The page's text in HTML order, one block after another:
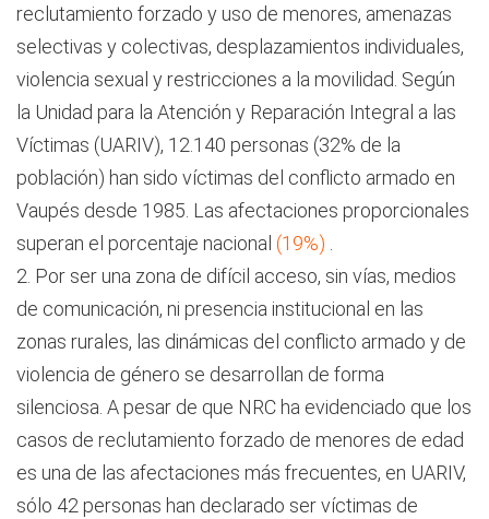
reclutamiento forzado y uso de menores, amenazas
selectivas y colectivas, desplazamientos individuales,
violencia sexual y restricciones a la movilidad. Según
la Unidad para la Atención y Reparación Integral a las
Víctimas (UARIV), 12.140 personas (32% de la
población) han sido víctimas del conflicto armado en
Vaupés desde 1985. Las afectaciones proporcionales
superan el porcentaje nacional (19%)
2. Por ser una zona de difícil acceso, sin vías, medios
de comunicación, ni presencia institucional en las
zonas rurales, las dinámicas del conflicto armado y de
violencia de género se desarrollan de forma
silenciosa. A pesar de que NRC ha evidenciado que los
casos de reclutamiento forzado de menores de edad
es una de las afectaciones más frecuentes, en UARIV,
sólo 42 personas han declarado ser víctimas de